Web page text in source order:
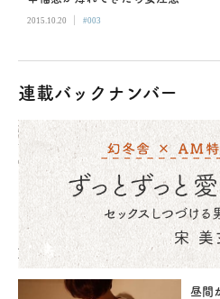
2015.10.20 | #003
連載バックナンバー
昼間